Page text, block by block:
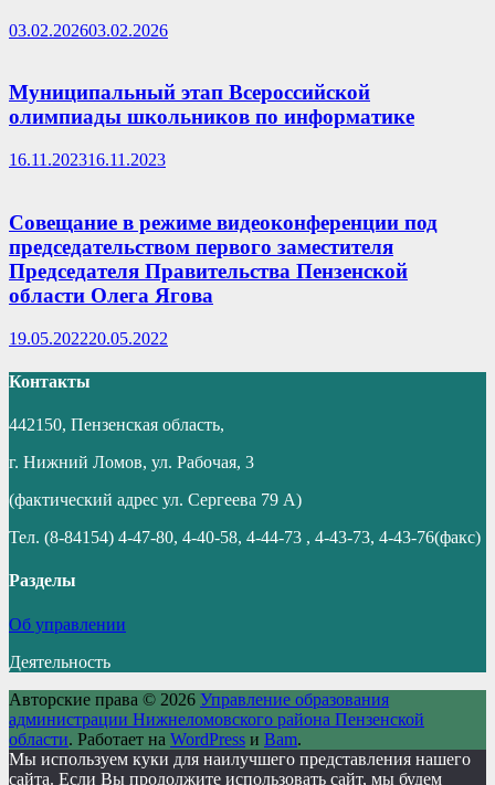
03.02.202603.02.2026
Муниципальный этап Всероссийской
олимпиады школьников по информатике
16.11.202316.11.2023
Совещание в режиме видеоконференции под
председательством первого заместителя
Председателя Правительства Пензенской
области Олега Ягова
19.05.202220.05.2022
Контакты
442150, Пензенская область,
г. Нижний Ломов, ул. Рабочая, 3
(фактический адрес ул. Сергеева 79 А)
Тел. (8-84154) 4-47-80, 4-40-58, 4-44-73 , 4-43-73, 4-43-76(факс)
Разделы
Об управлении
Деятельность
Авторские права © 2026 Управление образования
администрации Нижнеломовского района Пензенской
области. Работает на WordPress и Bam.
Мы используем куки для наилучшего представления нашего
сайта. Если Вы продолжите использовать сайт, мы будем